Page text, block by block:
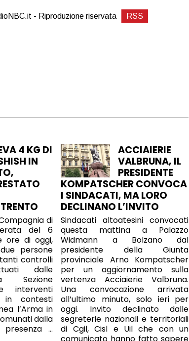
- Riproduzione riservata RSS
4 KG DI
IN
di
del 6
ore di oggi,
persone
controlli
dalle
Sezione
interventi
in contesti
l’Arma in
dalla
…
ACCIAIERIE
VALBRUNA, IL
PRESIDENTE
KOMPATSCHER CONVOCA
I SINDACATI, MA LORO
DECLINANO L’INVITO
Sindacati altoatesini convocati
questa mattina a Palazzo
Widmann a Bolzano dal
presidente della Giunta
provinciale Arno Kompatscher
per un aggiornamento sulla
vertenza Acciaierie Valbruna.
Una convocazione arrivata
all’ultimo minuto, solo ieri per
oggi. Invito declinato dalle
segreterie nazionali e territoriali
di Cgil, Cisl e Uil che con un
comunicato hanno fatto sapere